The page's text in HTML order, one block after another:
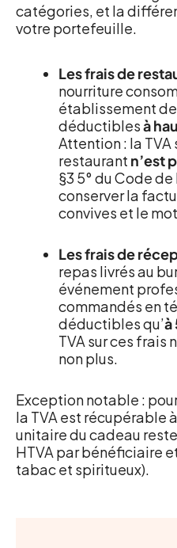
catégories, et la
votre portefeuille.
Les frais de
nourriture
établissement
déductiblesà
Attention : la TVA
restaurant n’est
§3 5° du Code de
conserver la
convives et le
Les frais de
repas livrés au
événement
commandés en
déductibles qu’à
TVA sur ces frais
non plus.
Exception notable :
la TVA est récupérable
unitaire du cadeau
HTVA par bénéficiaire
tabac et spiritueux).